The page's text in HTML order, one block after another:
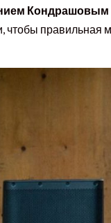
Кондрашовым
чтобы правильная